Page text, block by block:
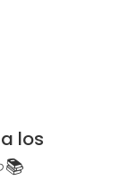
los